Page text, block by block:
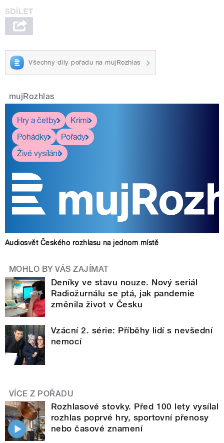
Všechny díly pořadu na mujRozhlas
mujRozhlas
Hry a četby
Krimi
Pohádky
Pořady
Živé vysílání
Audiosvět Českého rozhlasu na jednom místě
MOHLO BY VÁS ZAJÍMAT
Deníky ve stavu nouze. Nový seriál
Radiožurnálu se ptá, jak pandemie
změnila život v Česku
Vzácní 2. série: Příběhy lidí s nevšední
nemocí
VÍCE Z POŘADU
Rozhlasové stovky. Před 100 lety vysílal
rozhlas poprvé hry, sportovní přenosy
nebo časové znamení